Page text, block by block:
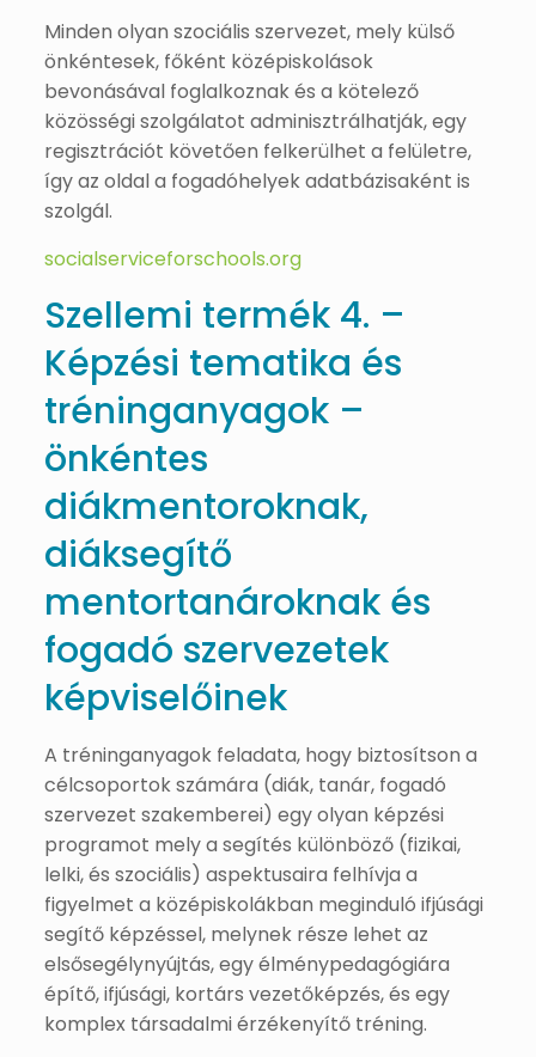
Minden olyan szociális szervezet, mely külső
önkéntesek, főként középiskolások
bevonásával foglalkoznak és a kötelező
közösségi szolgálatot adminisztrálhatják, egy
regisztrációt követően felkerülhet a felületre,
így az oldal a fogadóhelyek adatbázisaként is
szolgál.
socialserviceforschools.org
Szellemi termék 4. –
Képzési tematika és
tréninganyagok –
önkéntes
diákmentoroknak,
diáksegítő
mentortanároknak és
fogadó szervezetek
képviselőinek
A tréninganyagok feladata, hogy biztosítson a
célcsoportok számára (diák, tanár, fogadó
szervezet szakemberei) egy olyan képzési
programot mely a segítés különböző (fizikai,
lelki, és szociális) aspektusaira felhívja a
figyelmet a középiskolákban meginduló ifjúsági
segítő képzéssel, melynek része lehet az
elsősegélynyújtás, egy élménypedagógiára
építő, ifjúsági, kortárs vezetőképzés, és egy
komplex társadalmi érzékenyítő tréning.